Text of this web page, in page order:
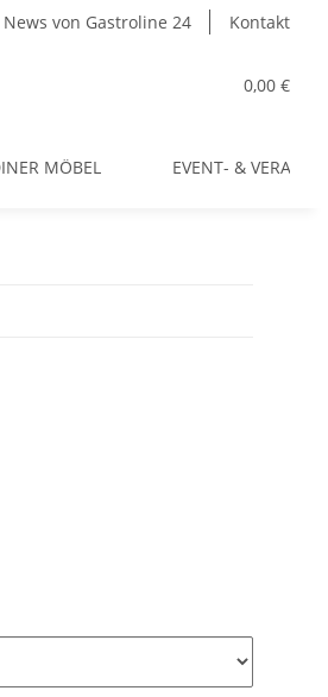
News von Gastroline 24 Kontakt
0,00 €
MÖBEL EVENT- &